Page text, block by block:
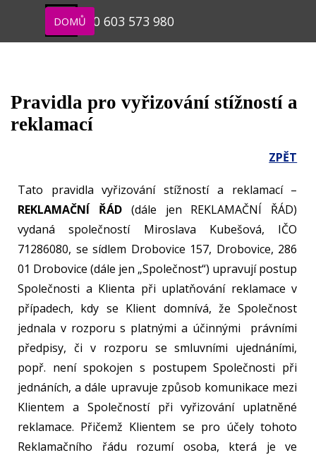
Přejít na obsahPřeskočit menu
tel. +420 603 573 980
DOMŮ
Pravidla pro vyřizování stížností a
reklamací
ZPĚT
Tato pravidla vyřizování stížností a reklamací –
REKLAMAČNÍ ŘÁD(dále jen REKLAMAČNÍ ŘÁD)
vydaná společností Miroslava Kubešová, IČO
71286080, se sídlem Drobovice 157, Drobovice, 286
01 Drobovice (dále jen „Společnost“) upravují postup
Společnosti a Klienta při uplatňování reklamace v
případech, kdy se Klient domnívá, že Společnost
jednala v rozporu s platnými a účinnými právními
předpisy, či v rozporu se smluvními ujednáními,
popř. není spokojen s postupem Společnosti při
jednáních, a dále upravuje způsob komunikace mezi
Klientem a Společností při vyřizování uplatněné
reklamace. Přičemž Klientem se pro účely tohoto
Reklamačního řádu rozumí osoba, která je ve